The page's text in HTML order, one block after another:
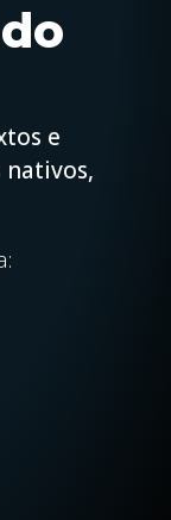
e
nativos,